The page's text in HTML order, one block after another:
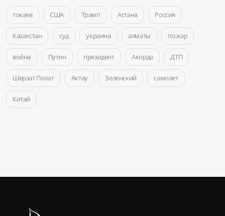
токаев США Трамп Астана Россия
Казахстан суд украина алматы пожар
война Путин президент Акорда ДТП
Шерзат Полат Актау Зеленский самолет
Китай